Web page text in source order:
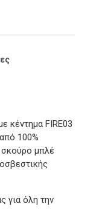
κέντημα FIRE03
100%
σκούρο μπλέ
για όλη την